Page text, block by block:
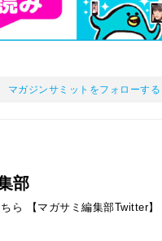
マガジンサミットをフォローする
部
ら 【マガサミ編集部Twitter】